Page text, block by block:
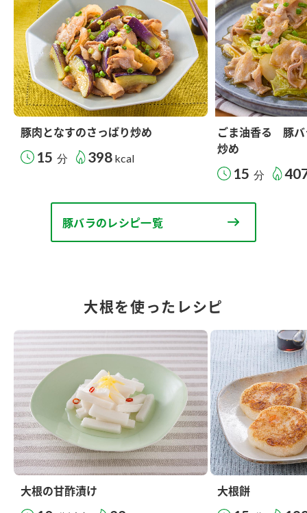
豚肉となすのさっぱり炒め
15 分 398 kcal
ごま油香る 豚バ
炒め
15 分
豚バラのレシピ一覧
大根を使ったレシピ
大根の甘酢漬け 大根餅